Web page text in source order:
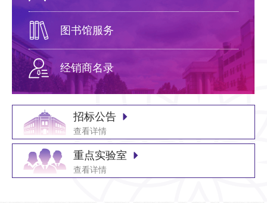
图书馆服务
经销商名录
招标公告
查看详情
重点实验室
查看详情